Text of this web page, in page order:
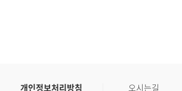
개인정보처리방침 오시는길